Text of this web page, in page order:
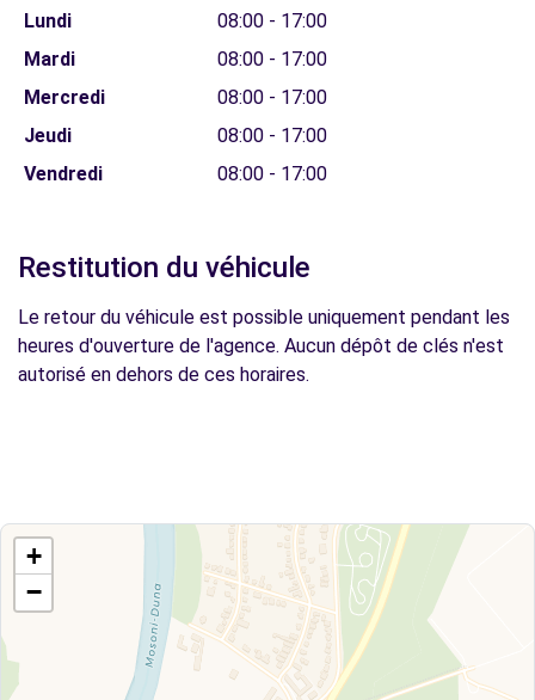
Lundi
08:00 - 17:00
Mardi
08:00 - 17:00
Mercredi
08:00 - 17:00
Jeudi
08:00 - 17:00
Vendredi
08:00 - 17:00
Restitution du véhicule
Le retour du véhicule est possible uniquement pendant les
heures d'ouverture de l'agence. Aucun dépôt de clés n'est
autorisé en dehors de ces horaires.
+
−